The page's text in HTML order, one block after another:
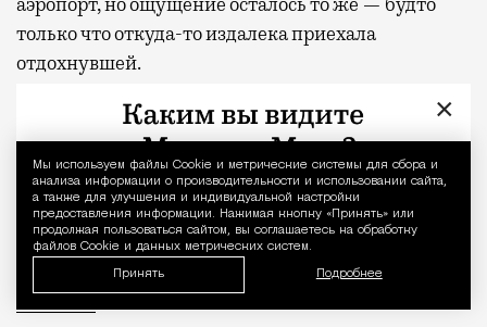
Уведомление
Мы используем файлы Сookie и метрические системы для сбора и
анализа информации о производительности и использовании сайта,
а также для улучшения и индивидуальной настройки
предоставления информации. Нажимая кнопку «Принять» или
продолжая пользоваться сайтом, вы соглашаетесь на обработку
файлов Cookie и данных метрических систем.
Принять Подробнее
только что откуда-то издалека приехала
отдохнувшей.
С проектной декларацией можно ознакомиться по
ссылке.
Фото:пресс-служба девелоперской компании
«Новая Эра» и пресс-служба АНО «Развитие
парков»
Реклама
×